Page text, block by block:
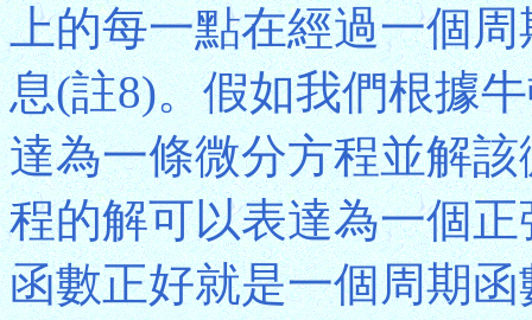
上的每一點在經過一個
息(註8)。假如我們根據
達為一條微分方程並解
程的解可以表達為一個正
函數正好就是一個周期函